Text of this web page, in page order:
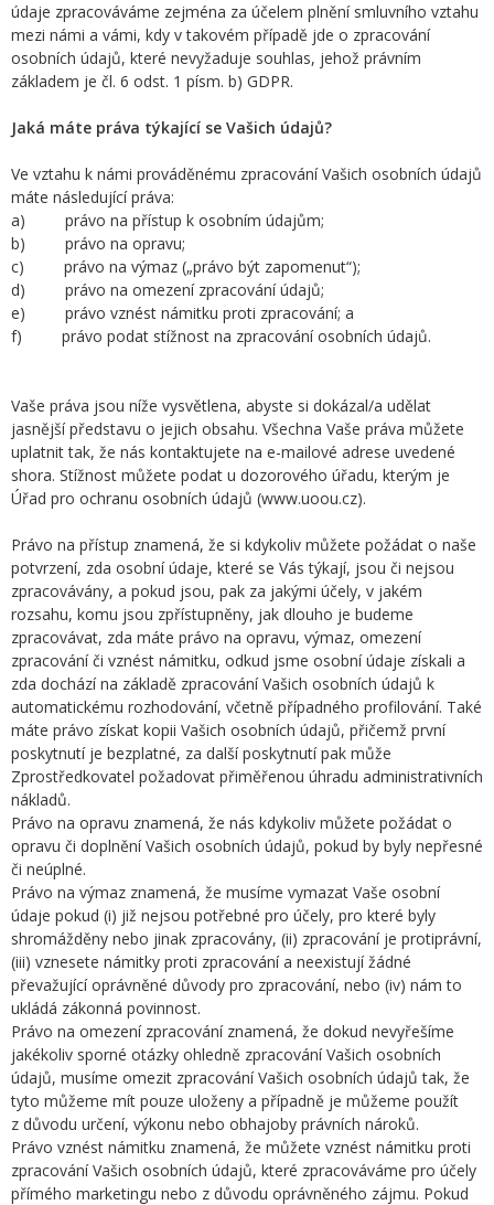
údaje zpracováváme zejména za účelem plnění smluvního vztahu
mezi námi a vámi, kdy v takovém případě jde o zpracování
osobních údajů, které nevyžaduje souhlas, jehož právním
základem je čl. 6 odst. 1 písm. b) GDPR.
Jaká máte práva týkající se Vašich údajů?
Ve vztahu k námi prováděnému zpracování Vašich osobních údajů
máte následující práva:
a) právo na přístup k osobním údajům;
b) právo na opravu;
c) právo na výmaz („právo být zapomenut“);
d) právo na omezení zpracování údajů;
e) právo vznést námitku proti zpracování; a
f) právo podat stížnost na zpracování osobních údajů.
Vaše práva jsou níže vysvětlena, abyste si dokázal/a udělat
jasnější představu o jejich obsahu. Všechna Vaše práva můžete
uplatnit tak, že nás kontaktujete na e-mailové adrese uvedené
shora. Stížnost můžete podat u dozorového úřadu, kterým je
Úřad pro ochranu osobních údajů (www.uoou.cz).
Právo na přístup znamená, že si kdykoliv můžete požádat o naše
potvrzení, zda osobní údaje, které se Vás týkají, jsou či nejsou
zpracovávány, a pokud jsou, pak za jakými účely, v jakém
rozsahu, komu jsou zpřístupněny, jak dlouho je budeme
zpracovávat, zda máte právo na opravu, výmaz, omezení
zpracování či vznést námitku, odkud jsme osobní údaje získali a
zda dochází na základě zpracování Vašich osobních údajů k
automatickému rozhodování, včetně případného profilování. Také
máte právo získat kopii Vašich osobních údajů, přičemž první
poskytnutí je bezplatné, za další poskytnutí pak může
Zprostředkovatel požadovat přiměřenou úhradu administrativních
nákladů.
Právo na opravu znamená, že nás kdykoliv můžete požádat o
opravu či doplnění Vašich osobních údajů, pokud by byly nepřesné
či neúplné.
Právo na výmaz znamená, že musíme vymazat Vaše osobní
údaje pokud (i) již nejsou potřebné pro účely, pro které byly
shromážděny nebo jinak zpracovány, (ii) zpracování je protiprávní,
(iii) vznesete námitky proti zpracování a neexistují žádné
převažující oprávněné důvody pro zpracování, nebo (iv) nám to
ukládá zákonná povinnost.
Právo na omezení zpracování znamená, že dokud nevyřešíme
jakékoliv sporné otázky ohledně zpracování Vašich osobních
údajů, musíme omezit zpracování Vašich osobních údajů tak, že
tyto můžeme mít pouze uloženy a případně je můžeme použít
z důvodu určení, výkonu nebo obhajoby právních nároků.
Právo vznést námitku znamená, že můžete vznést námitku proti
zpracování Vašich osobních údajů, které zpracováváme pro účely
přímého marketingu nebo z důvodu oprávněného zájmu. Pokud